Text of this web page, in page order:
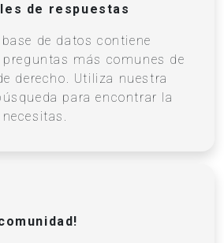
de respuestas
de datos contiene
más comunes de
derecho. Utiliza nuestra
para encontrar la